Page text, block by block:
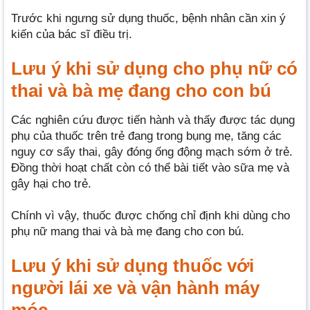
Trước khi ngưng sử dụng thuốc, bệnh nhân cần xin ý
kiến của bác sĩ điều trị.
Lưu ý khi sử dụng cho phụ nữ có
thai và bà mẹ đang cho con bú
Các nghiên cứu được tiến hành và thấy được tác dụng
phụ của thuốc trên trẻ đang trong bụng mẹ, tăng các
nguy cơ sẩy thai, gây đóng ống động mạch sớm ở trẻ.
Đồng thời hoạt chất còn có thể bài tiết vào sữa mẹ và
gây hại cho trẻ.
Chính vì vậy, thuốc được chống chỉ định khi dùng cho
phụ nữ mang thai và bà mẹ đang cho con bú.
Lưu ý khi sử dụng thuốc với
người lái xe và vận hành máy